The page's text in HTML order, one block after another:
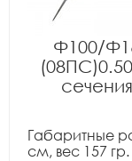
Ф100/
Габаритные
см, вес 157 гр.